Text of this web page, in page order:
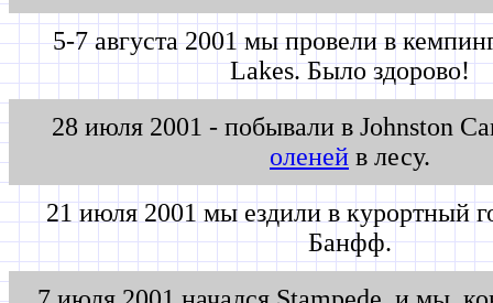
5-7 августа 2001 мы провели в
Lakes. Было здорово!
28 июля 2001 - побывали в Johnston
оленей в лесу.
21 июля 2001 мы ездили в курортный
Банфф.